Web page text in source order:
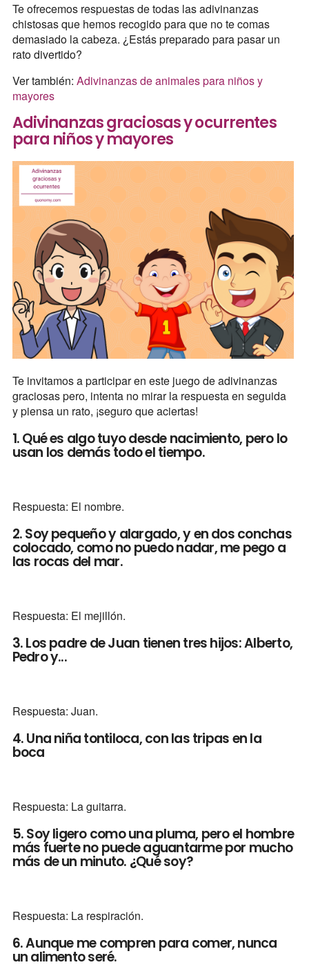
Te ofrecemos respuestas de todas las adivinanzas
chistosas que hemos recogido para que no te comas
demasiado la cabeza. ¿Estás preparado para pasar un
rato divertido?
Ver también: Adivinanzas de animales para niños y
mayores
Adivinanzas graciosas y ocurrentes
para niños y mayores
Te invitamos a participar en este juego de adivinanzas
graciosas pero, intenta no mirar la respuesta en seguida
y piensa un rato, ¡seguro que aciertas!
1. Qué es algo tuyo desde nacimiento, pero lo
usan los demás todo el tiempo.
Respuesta: El nombre.
2. Soy pequeño y alargado, y en dos conchas
colocado, como no puedo nadar, me pego a
las rocas del mar.
Respuesta: El mejillón.
3. Los padre de Juan tienen tres hijos: Alberto,
Pedro y...
Respuesta: Juan.
4. Una niña tontiloca, con las tripas en la
boca
Respuesta: La guitarra.
5. Soy ligero como una pluma, pero el hombre
más fuerte no puede aguantarme por mucho
más de un minuto. ¿Qué soy?
Respuesta: La respiración.
6. Aunque me compren para comer, nunca
un alimento seré.